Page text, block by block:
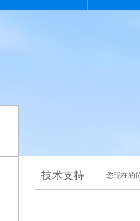
技术支持 您现在的